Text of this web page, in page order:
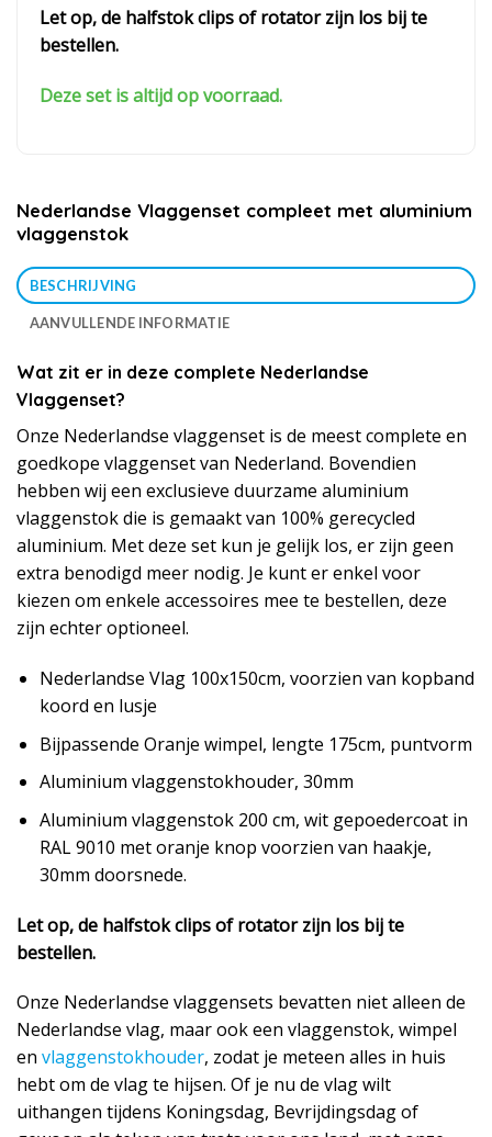
Let op, de halfstok clips of rotator zijn los bij te
bestellen.
Deze set is altijd op voorraad.
Nederlandse Vlaggenset compleet met aluminium
vlaggenstok
BESCHRIJVING
AANVULLENDE INFORMATIE
Wat zit er in deze complete Nederlandse
Vlaggenset?
Onze Nederlandse vlaggenset is de meest complete en
goedkope vlaggenset van Nederland. Bovendien
hebben wij een exclusieve duurzame aluminium
vlaggenstok die is gemaakt van 100% gerecycled
aluminium. Met deze set kun je gelijk los, er zijn geen
extra benodigd meer nodig. Je kunt er enkel voor
kiezen om enkele accessoires mee te bestellen, deze
zijn echter optioneel.
Nederlandse Vlag 100x150cm, voorzien van kopband
koord en lusje
Bijpassende Oranje wimpel, lengte 175cm, puntvorm
Aluminium vlaggenstokhouder, 30mm
Aluminium vlaggenstok 200 cm, wit gepoedercoat in
RAL 9010 met oranje knop voorzien van haakje,
30mm doorsnede.
Let op, de halfstok clips of rotator zijn los bij te
bestellen.
Onze Nederlandse vlaggensets bevatten niet alleen de
Nederlandse vlag, maar ook een vlaggenstok, wimpel
en vlaggenstokhouder, zodat je meteen alles in huis
hebt om de vlag te hijsen. Of je nu de vlag wilt
uithangen tijdens Koningsdag, Bevrijdingsdag of